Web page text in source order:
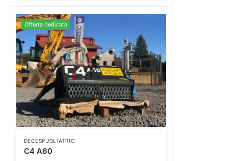
Offerta dedicata
DECESPUGLIATRICI
C4 A60